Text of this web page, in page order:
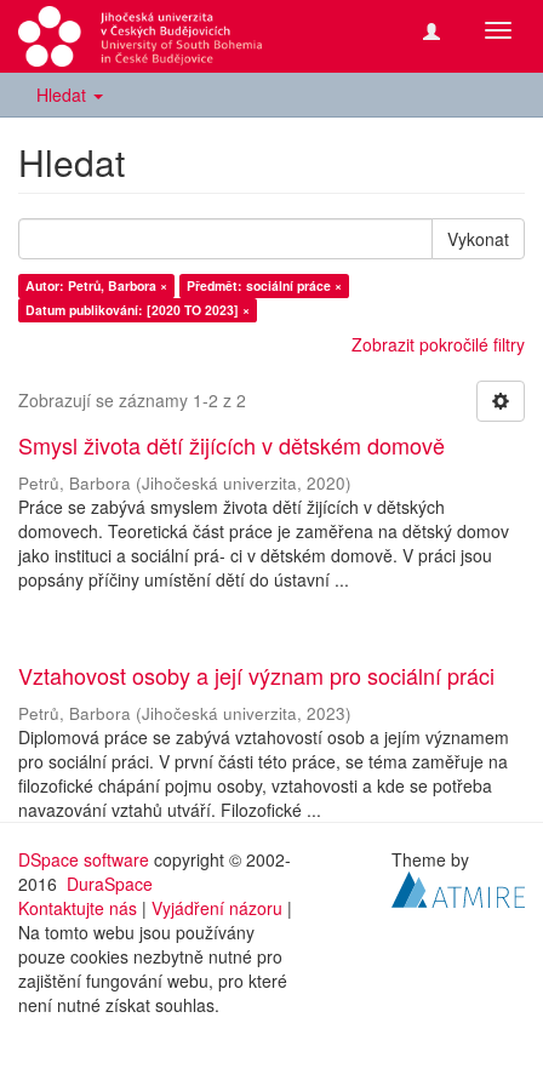
Hledat
Hledat
Vykonat
Autor: Petrů, Barbora ×
Předmět: sociální práce ×
Datum publikování: [2020 TO 2023] ×
Zobrazit pokročilé filtry
Zobrazují se záznamy 1-2 z 2
Smysl života dětí žijících v dětském domově
Petrů, Barbora (Jihočeská univerzita, 2020)
Práce se zabývá smyslem života dětí žijících v dětských
domovech. Teoretická část práce je zaměřena na dětský domov
jako instituci a sociální prá- ci v dětském domově. V práci jsou
popsány příčiny umístění dětí do ústavní ...
Vztahovost osoby a její význam pro sociální práci
Petrů, Barbora (Jihočeská univerzita, 2023)
Diplomová práce se zabývá vztahovostí osob a jejím významem
pro sociální práci. V první části této práce, se téma zaměřuje na
filozofické chápání pojmu osoby, vztahovosti a kde se potřeba
navazování vztahů utváří. Filozofické ...
DSpace software copyright © 2002-
2016 DuraSpace
Kontaktujte nás | Vyjádření názoru |
Na tomto webu jsou používány
pouze cookies nezbytně nutné pro
zajištění fungování webu, pro které
není nutné získat souhlas.
Theme by